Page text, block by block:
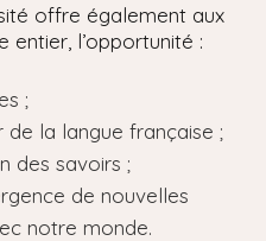
offre également aux
entier, l’opportunité :
;
la langue française ;
des savoirs ;
de nouvelles
notre monde.